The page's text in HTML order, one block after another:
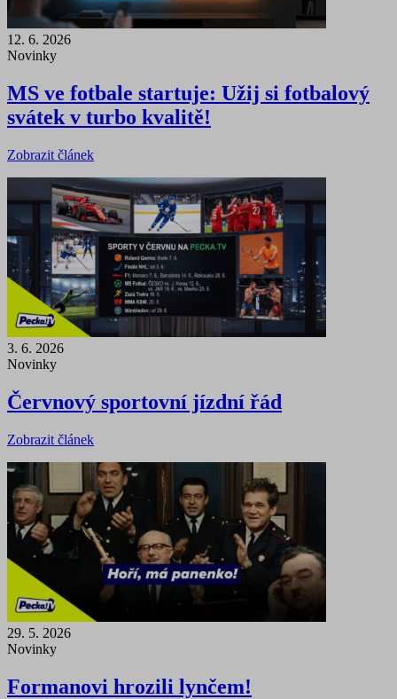
12. 6. 2026
Novinky
MS ve fotbale startuje: Užij si fotbalový
svátek v turbo kvalitě!
Zobrazit článek
3. 6. 2026
Novinky
Červnový sportovní jízdní řád
Zobrazit článek
29. 5. 2026
Novinky
Formanovi hrozili lynčem!